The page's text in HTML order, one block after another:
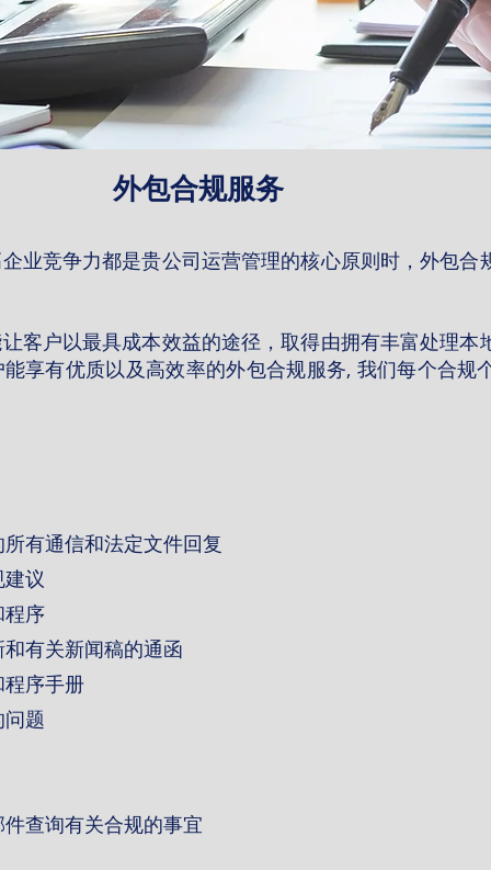
外包合规服务
业竞争力都是贵公司运营管理的核心原则时，外包合
客户以最具成本效益的途径，取得由拥有丰富处理本
享有优质以及高效率的外包合规服务, 我们每个合规
有通信和法定文件回复
议
程序
有关新闻稿的通函
序手册
题
查询有关合规的事宜